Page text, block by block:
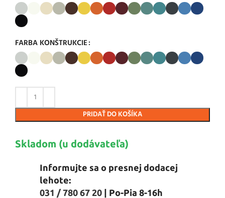
FARBA KONŠTRUKCIE
PRIDAŤ DO KOŠÍKA
Skladom (u dodávateľa)
Informujte sa o presnej dodacej
lehote:
031 / 780 67 20 | Po-Pia 8-16h